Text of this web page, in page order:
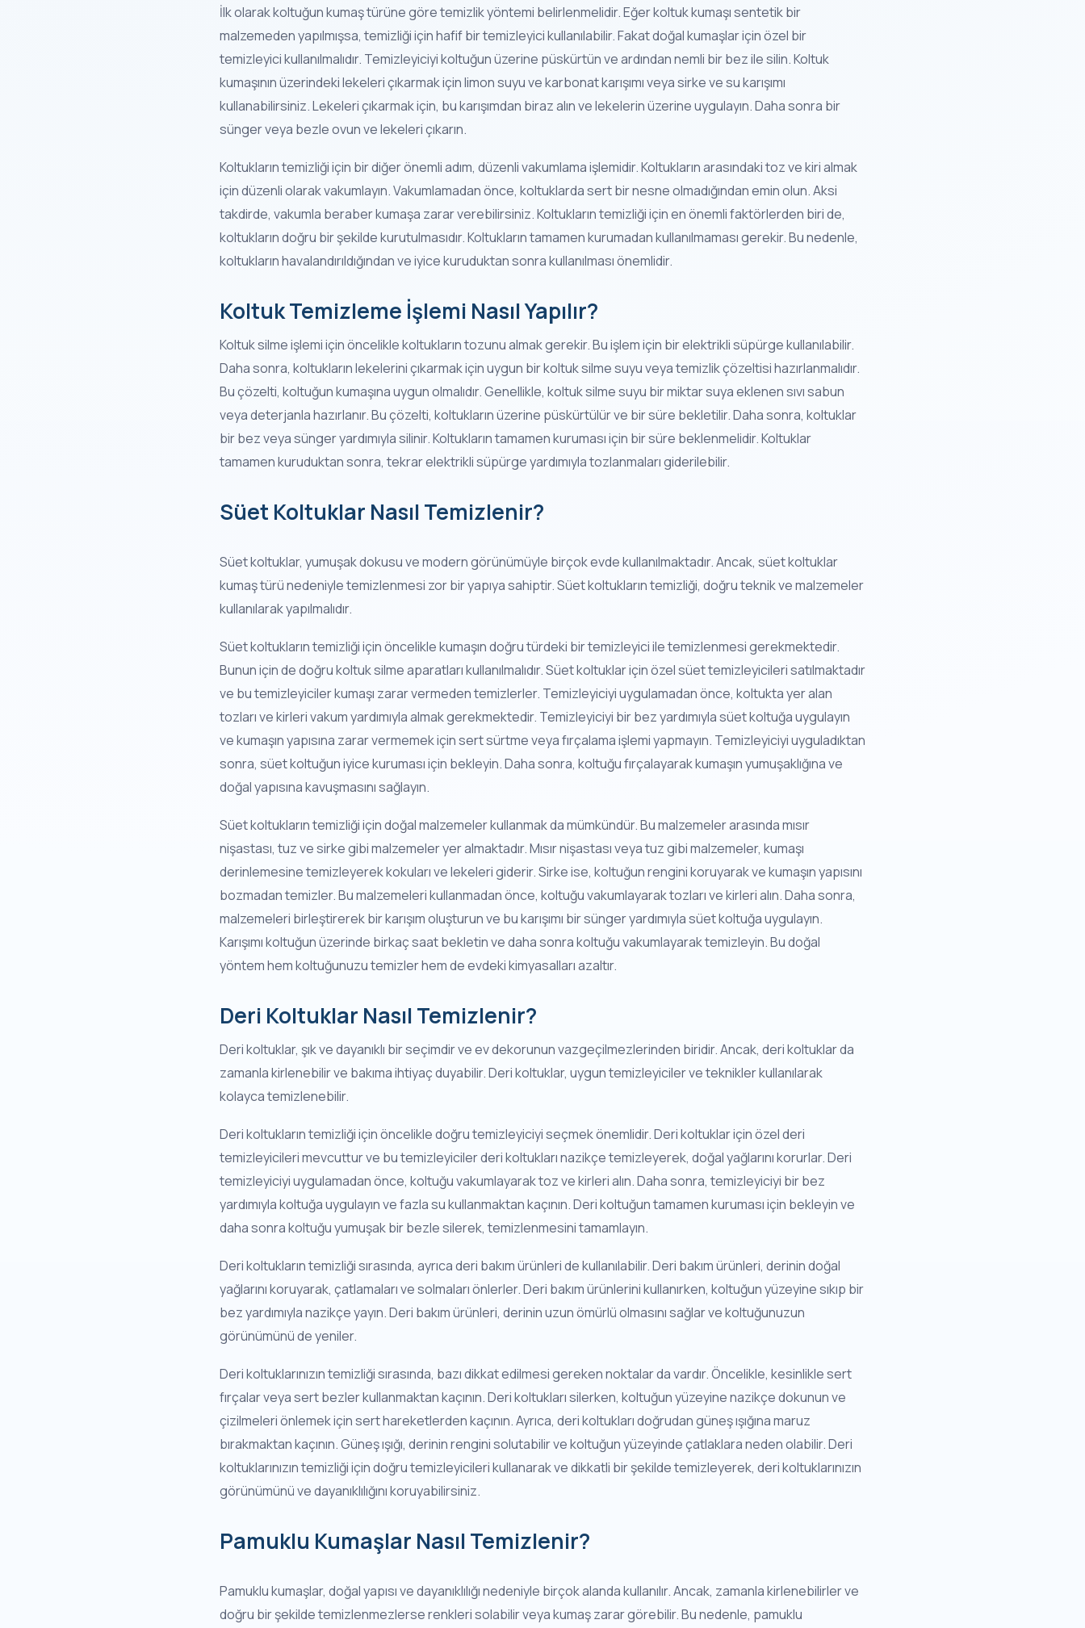
İlk olarak koltuğun kumaş türüne göre temizlik yöntemi belirlenmelidir. Eğer koltuk kumaşı sentetik bir
malzemeden yapılmışsa, temizliği için hafif bir temizleyici kullanılabilir. Fakat doğal kumaşlar için özel bir
temizleyici kullanılmalıdır. Temizleyiciyi koltuğun üzerine püskürtün ve ardından nemli bir bez ile silin. Koltuk
kumaşının üzerindeki lekeleri çıkarmak için limon suyu ve karbonat karışımı veya sirke ve su karışımı
kullanabilirsiniz. Lekeleri çıkarmak için, bu karışımdan biraz alın ve lekelerin üzerine uygulayın. Daha sonra bir
sünger veya bezle ovun ve lekeleri çıkarın.
Koltukların temizliği için bir diğer önemli adım, düzenli vakumlama işlemidir. Koltukların arasındaki toz ve kiri almak
için düzenli olarak vakumlayın. Vakumlamadan önce, koltuklarda sert bir nesne olmadığından emin olun. Aksi
takdirde, vakumla beraber kumaşa zarar verebilirsiniz. Koltukların temizliği için en önemli faktörlerden biri de,
koltukların doğru bir şekilde kurutulmasıdır. Koltukların tamamen kurumadan kullanılmaması gerekir. Bu nedenle,
koltukların havalandırıldığından ve iyice kuruduktan sonra kullanılması önemlidir.
Koltuk Temizleme İşlemi Nasıl Yapılır?
Koltuk silme işlemi için öncelikle koltukların tozunu almak gerekir. Bu işlem için bir elektrikli süpürge kullanılabilir.
Daha sonra, koltukların lekelerini çıkarmak için uygun bir koltuk silme suyu veya temizlik çözeltisi hazırlanmalıdır.
Bu çözelti, koltuğun kumaşına uygun olmalıdır. Genellikle, koltuk silme suyu bir miktar suya eklenen sıvı sabun
veya deterjanla hazırlanır. Bu çözelti, koltukların üzerine püskürtülür ve bir süre bekletilir. Daha sonra, koltuklar
bir bez veya sünger yardımıyla silinir. Koltukların tamamen kuruması için bir süre beklenmelidir. Koltuklar
tamamen kuruduktan sonra, tekrar elektrikli süpürge yardımıyla tozlanmaları giderilebilir.
Süet Koltuklar Nasıl Temizlenir?
Süet koltuklar, yumuşak dokusu ve modern görünümüyle birçok evde kullanılmaktadır. Ancak, süet koltuklar
kumaş türü nedeniyle temizlenmesi zor bir yapıya sahiptir. Süet koltukların temizliği, doğru teknik ve malzemeler
kullanılarak yapılmalıdır.
Süet koltukların temizliği için öncelikle kumaşın doğru türdeki bir temizleyici ile temizlenmesi gerekmektedir.
Bunun için de doğru koltuk silme aparatları kullanılmalıdır. Süet koltuklar için özel süet temizleyicileri satılmaktadır
ve bu temizleyiciler kumaşı zarar vermeden temizlerler. Temizleyiciyi uygulamadan önce, koltukta yer alan
tozları ve kirleri vakum yardımıyla almak gerekmektedir. Temizleyiciyi bir bez yardımıyla süet koltuğa uygulayın
ve kumaşın yapısına zarar vermemek için sert sürtme veya fırçalama işlemi yapmayın. Temizleyiciyi uyguladıktan
sonra, süet koltuğun iyice kuruması için bekleyin. Daha sonra, koltuğu fırçalayarak kumaşın yumuşaklığına ve
doğal yapısına kavuşmasını sağlayın.
Süet koltukların temizliği için doğal malzemeler kullanmak da mümkündür. Bu malzemeler arasında mısır
nişastası, tuz ve sirke gibi malzemeler yer almaktadır. Mısır nişastası veya tuz gibi malzemeler, kumaşı
derinlemesine temizleyerek kokuları ve lekeleri giderir. Sirke ise, koltuğun rengini koruyarak ve kumaşın yapısını
bozmadan temizler. Bu malzemeleri kullanmadan önce, koltuğu vakumlayarak tozları ve kirleri alın. Daha sonra,
malzemeleri birleştirerek bir karışım oluşturun ve bu karışımı bir sünger yardımıyla süet koltuğa uygulayın.
Karışımı koltuğun üzerinde birkaç saat bekletin ve daha sonra koltuğu vakumlayarak temizleyin. Bu doğal
yöntem hem koltuğunuzu temizler hem de evdeki kimyasalları azaltır.
Deri Koltuklar Nasıl Temizlenir?
Deri koltuklar, şık ve dayanıklı bir seçimdir ve ev dekorunun vazgeçilmezlerinden biridir. Ancak, deri koltuklar da
zamanla kirlenebilir ve bakıma ihtiyaç duyabilir. Deri koltuklar, uygun temizleyiciler ve teknikler kullanılarak
kolayca temizlenebilir.
Deri koltukların temizliği için öncelikle doğru temizleyiciyi seçmek önemlidir. Deri koltuklar için özel deri
temizleyicileri mevcuttur ve bu temizleyiciler deri koltukları nazikçe temizleyerek, doğal yağlarını korurlar. Deri
temizleyiciyi uygulamadan önce, koltuğu vakumlayarak toz ve kirleri alın. Daha sonra, temizleyiciyi bir bez
yardımıyla koltuğa uygulayın ve fazla su kullanmaktan kaçının. Deri koltuğun tamamen kuruması için bekleyin ve
daha sonra koltuğu yumuşak bir bezle silerek, temizlenmesini tamamlayın.
Deri koltukların temizliği sırasında, ayrıca deri bakım ürünleri de kullanılabilir. Deri bakım ürünleri, derinin doğal
yağlarını koruyarak, çatlamaları ve solmaları önlerler. Deri bakım ürünlerini kullanırken, koltuğun yüzeyine sıkıp bir
bez yardımıyla nazikçe yayın. Deri bakım ürünleri, derinin uzun ömürlü olmasını sağlar ve koltuğunuzun
görünümünü de yeniler.
Deri koltuklarınızın temizliği sırasında, bazı dikkat edilmesi gereken noktalar da vardır. Öncelikle, kesinlikle sert
fırçalar veya sert bezler kullanmaktan kaçının. Deri koltukları silerken, koltuğun yüzeyine nazikçe dokunun ve
çizilmeleri önlemek için sert hareketlerden kaçının. Ayrıca, deri koltukları doğrudan güneş ışığına maruz
bırakmaktan kaçının. Güneş ışığı, derinin rengini solutabilir ve koltuğun yüzeyinde çatlaklara neden olabilir. Deri
koltuklarınızın temizliği için doğru temizleyicileri kullanarak ve dikkatli bir şekilde temizleyerek, deri koltuklarınızın
görünümünü ve dayanıklılığını koruyabilirsiniz.
Pamuklu Kumaşlar Nasıl Temizlenir?
Pamuklu kumaşlar, doğal yapısı ve dayanıklılığı nedeniyle birçok alanda kullanılır. Ancak, zamanla kirlenebilirler ve
doğru bir şekilde temizlenmezlerse renkleri solabilir veya kumaş zarar görebilir. Bu nedenle, pamuklu